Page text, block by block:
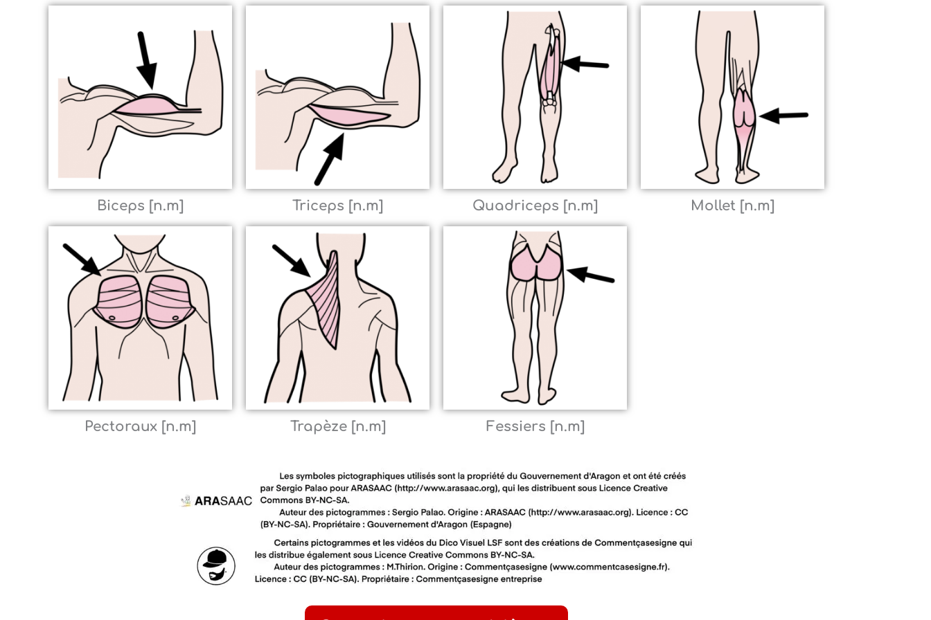
Biceps [n.m] Triceps [n.m] Quadriceps [n.m] Mollet [n.m]
Pectoraux [n.m] Trapèze [n.m] Fessiers [n.m]